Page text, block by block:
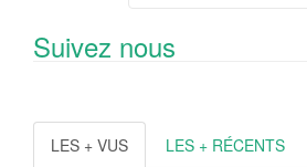
Suivez nous
LES + VUS LES + RÉCENTS